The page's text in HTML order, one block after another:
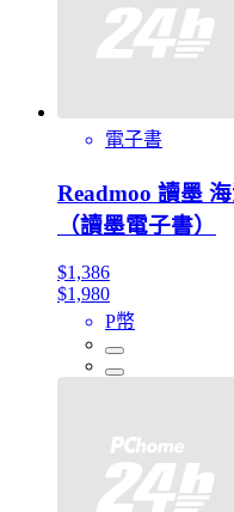
電子書
Readmoo 讀墨
（讀墨電子書）
$1,386
$1,980
P幣